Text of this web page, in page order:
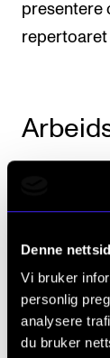
Denne
Vi bruker
personlig
analysere
du bruker
presentere
repertoaret
Det